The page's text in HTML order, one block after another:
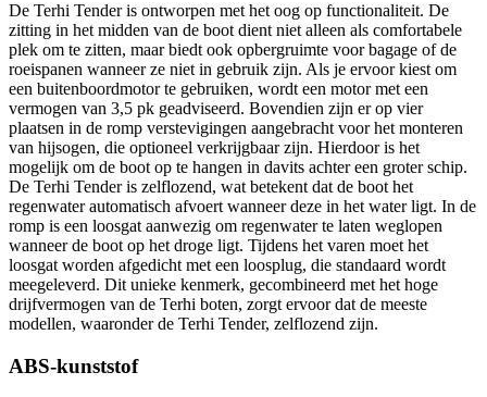
De Terhi Tender is ontworpen met het oog op functionaliteit. De
zitting in het midden van de boot dient niet alleen als comfortabele
plek om te zitten, maar biedt ook opbergruimte voor bagage of de
roeispanen wanneer ze niet in gebruik zijn. Als je ervoor kiest om
een buitenboordmotor te gebruiken, wordt een motor met een
vermogen van 3,5 pk geadviseerd. Bovendien zijn er op vier
plaatsen in de romp verstevigingen aangebracht voor het monteren
van hijsogen, die optioneel verkrijgbaar zijn. Hierdoor is het
mogelijk om de boot op te hangen in davits achter een groter schip.
De Terhi Tender is zelflozend, wat betekent dat de boot het
regenwater automatisch afvoert wanneer deze in het water ligt. In de
romp is een loosgat aanwezig om regenwater te laten weglopen
wanneer de boot op het droge ligt. Tijdens het varen moet het
loosgat worden afgedicht met een loosplug, die standaard wordt
meegeleverd. Dit unieke kenmerk, gecombineerd met het hoge
drijfvermogen van de Terhi boten, zorgt ervoor dat de meeste
modellen, waaronder de Terhi Tender, zelflozend zijn.
ABS-kunststof